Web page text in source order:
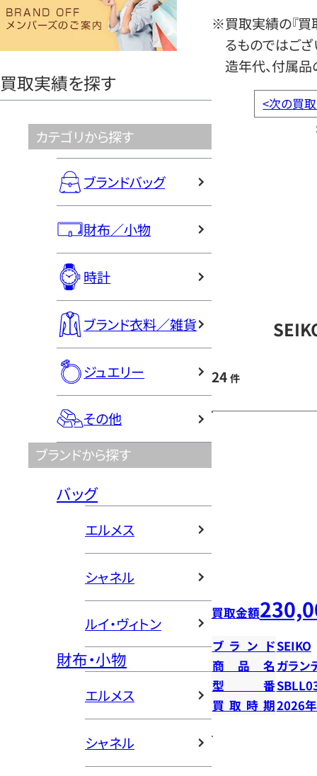
ヤ
買取実績を探す
カテゴリから探す
ブランドバッグ
財布／小物
時計
ブランド衣料／雑貨
ジュエリー
その他
ブランドから探す
バッグ
エルメス
シャネル
ルイ・ヴィトン
財布・小物
エルメス
シャネル
※買取実績の『買
るものではござ
造年代、付属品
<次の買
24 件
買取金額
ブランドSEIKO
商品名 ガラン
型番
買取時期2026